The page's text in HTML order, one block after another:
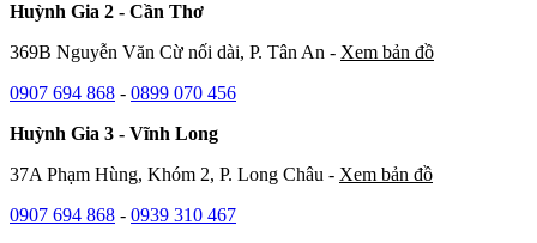
Huỳnh Gia 2 - Cần Thơ
369B Nguyễn Văn Cừ nối dài, P. Tân An - Xem bản đồ
0907 694 868 - 0899 070 456
Huỳnh Gia 3 - Vĩnh Long
37A Phạm Hùng, Khóm 2, P. Long Châu - Xem bản đồ
0907 694 868 - 0939 310 467